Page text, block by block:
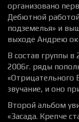
организовано
Дебютной работой
подземелья» и
выходе Андрею
В состав группы
2006г. ряды
«Отрицательного
звучание, и оно
Второй альбом
«Засада. Крепче